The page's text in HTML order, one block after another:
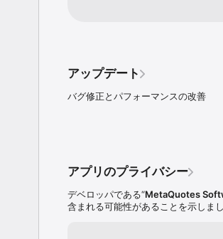
• MQL5.communityサービスやプラ
実際の資金を使って取引するには、
アップデート
バグ修正とパフォーマンスの改善
アプリのプライバシー
デベロッパである“MetaQuotes
含まれる可能性があることを示しま